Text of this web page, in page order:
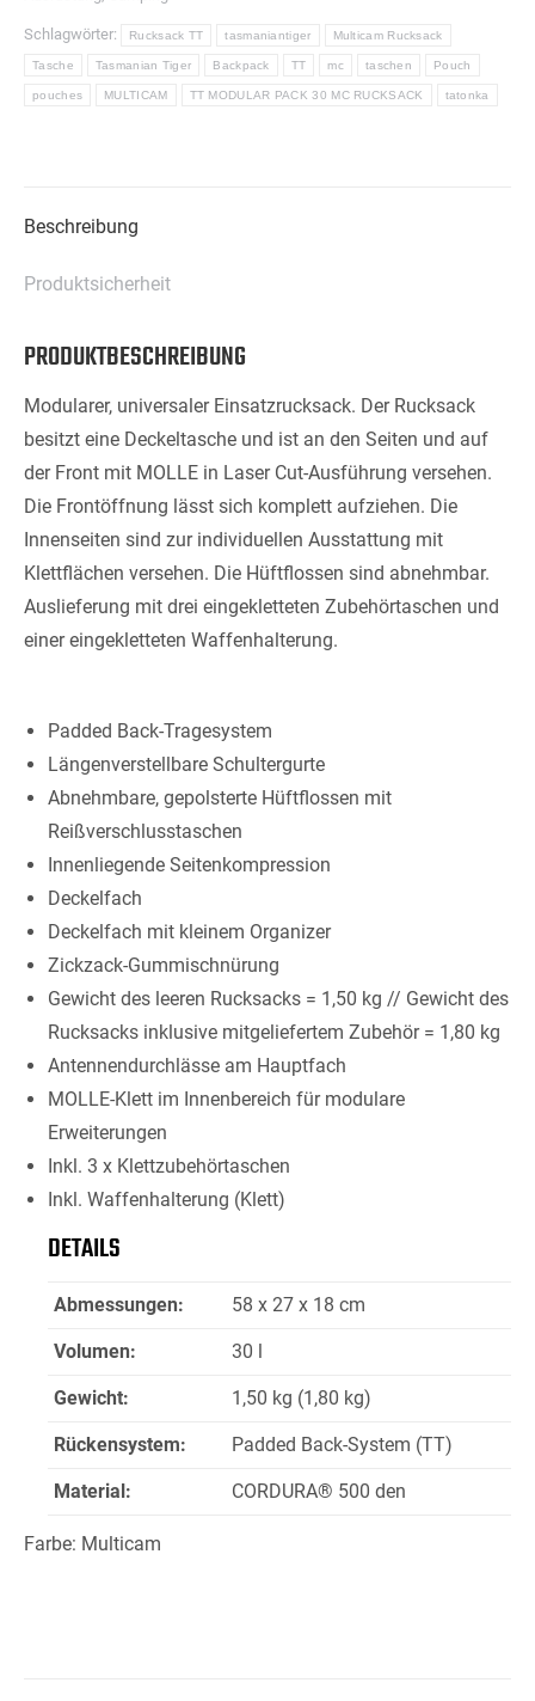
Schlagwörter: Rucksack TT tasmaniantiger Multicam Rucksack
Tasche Tasmanian Tiger Backpack TT mc taschen Pouch
pouches MULTICAM TT MODULAR PACK 30 MC RUCKSACK tatonka
Beschreibung
Produktsicherheit
PRODUKTBESCHREIBUNG
Modularer, universaler Einsatzrucksack. Der Rucksack
besitzt eine Deckeltasche und ist an den Seiten und auf
der Front mit MOLLE in Laser Cut-Ausführung versehen.
Die Frontöffnung lässt sich komplett aufziehen. Die
Innenseiten sind zur individuellen Ausstattung mit
Klettflächen versehen. Die Hüftflossen sind abnehmbar.
Auslieferung mit drei eingekletteten Zubehörtaschen und
einer eingekletteten Waffenhalterung.
Padded Back-Tragesystem
Längenverstellbare Schultergurte
Abnehmbare, gepolsterte Hüftflossen mit
Reißverschlusstaschen
Innenliegende Seitenkompression
Deckelfach
Deckelfach mit kleinem Organizer
Zickzack-Gummischnürung
Gewicht des leeren Rucksacks = 1,50 kg // Gewicht des
Rucksacks inklusive mitgeliefertem Zubehör = 1,80 kg
Antennendurchlässe am Hauptfach
MOLLE-Klett im Innenbereich für modulare
Erweiterungen
Inkl. 3 x Klettzubehörtaschen
Inkl. Waffenhalterung (Klett)
DETAILS
Abmessungen: 58 x 27 x 18 cm
Volumen: 30 l
Gewicht: 1,50 kg (1,80 kg)
Rückensystem: Padded Back-System (TT)
Material: CORDURA® 500 den
Farbe: Multicam